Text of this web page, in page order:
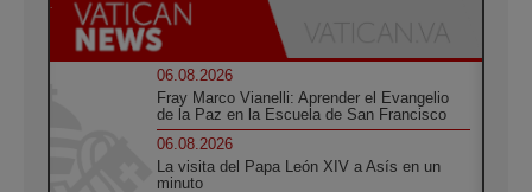
06.08.2026
Fray Marco Vianelli: Aprender el Evangelio
de la Paz en la Escuela de San Francisco
06.08.2026
La visita del Papa León XIV a Asís en un
minuto